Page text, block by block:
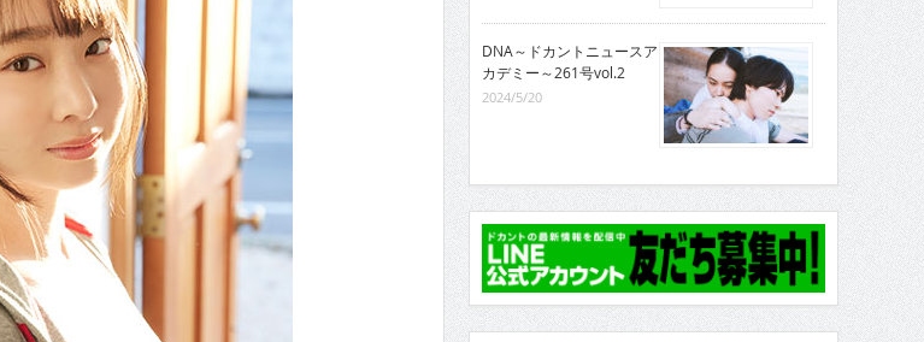
DNA～ドカントニュースア
カデミー～261号vol.2
2024/5/20